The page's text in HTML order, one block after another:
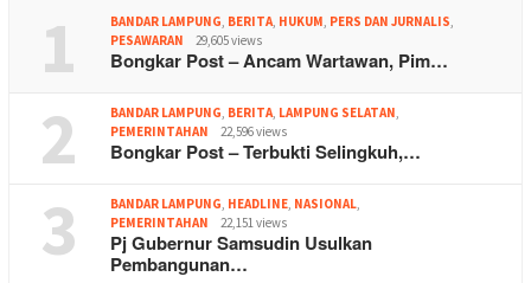
1 BANDAR LAMPUNG BERITA HUKUM PERS DAN JURNALIS
PESAWARAN
29,605 views
Bongkar Post – Ancam Wartawan, Pim…
2 BANDAR LAMPUNG BERITA LAMPUNG SELATAN
PEMERINTAHAN
22,596 views
Bongkar Post – Terbukti Selingkuh,…
3 BANDAR LAMPUNG HEADLINE NASIONAL
PEMERINTAHAN
22,151 views
Pj Gubernur Samsudin Usulkan
Pembangunan…